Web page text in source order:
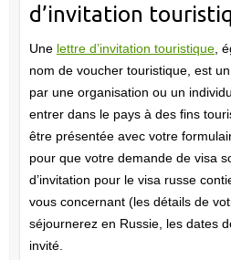
d’invitation
Une lettre d’invitation touristique,
nom de voucher touristique, est
par une organisation ou un
entrer dans le pays à des fins
être présentée avec votre
pour que votre demande de visa
d’invitation pour le visa russe
vous concernant (les détails de
séjournerez en Russie, les dates
invité.